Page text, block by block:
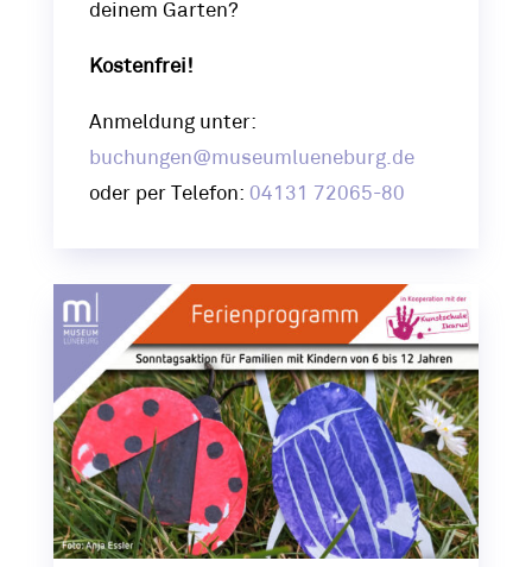
deinem Garten?
Kostenfrei!
Anmeldung unter:
buchungen@museumlueneburg.de
oder per Telefon: 04131 72065-80